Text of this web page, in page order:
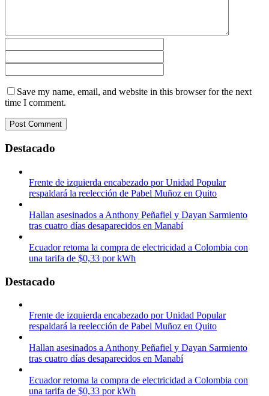
Save my name, email, and website in this browser for the next
time I comment.
Destacado
Frente de izquierda encabezado por Unidad Popular
respaldará la reelección de Pabel Muñoz en Quito
Hallan asesinados a Anthony Peñafiel y Dayan Sarmiento
tras cuatro días desaparecidos en Manabí
Ecuador retoma la compra de electricidad a Colombia con
una tarifa de $0,33 por kWh
Destacado
Frente de izquierda encabezado por Unidad Popular
respaldará la reelección de Pabel Muñoz en Quito
Hallan asesinados a Anthony Peñafiel y Dayan Sarmiento
tras cuatro días desaparecidos en Manabí
Ecuador retoma la compra de electricidad a Colombia con
una tarifa de $0,33 por kWh